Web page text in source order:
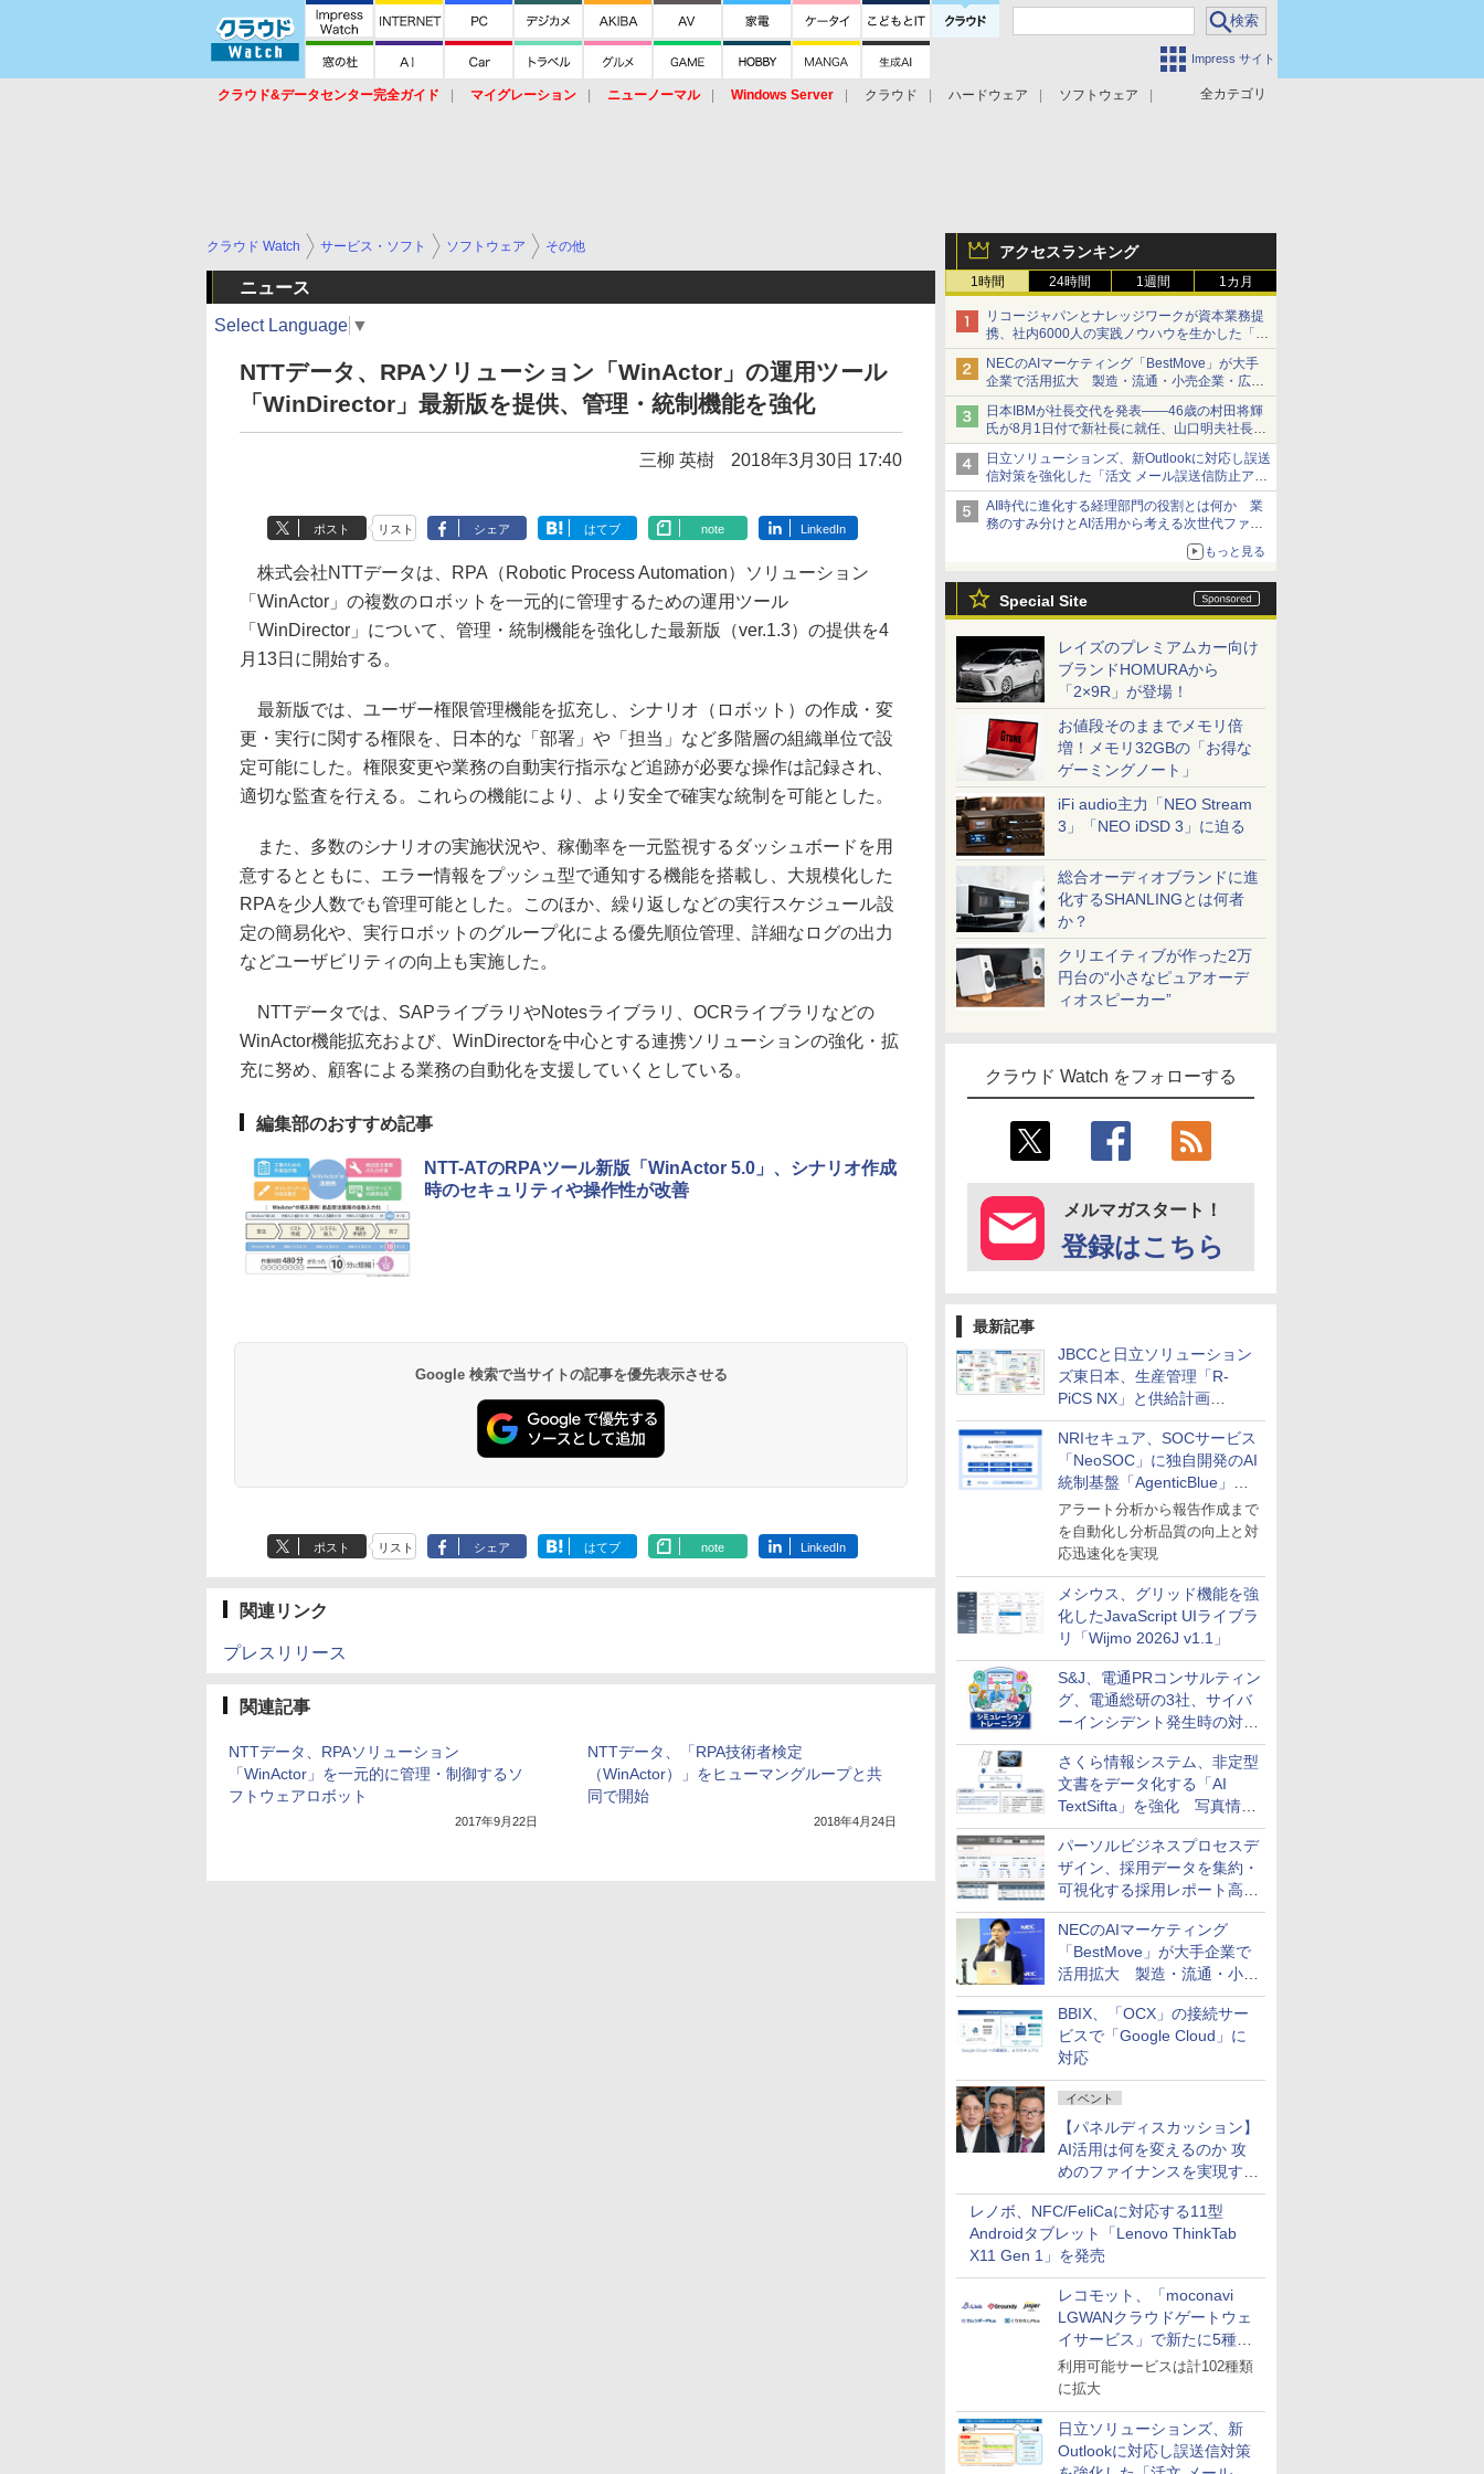
Impress サイト
全カテゴリ
クラウド&データセンター完全ガイド マイグレーション ニューノーマル Windows Server クラウド ハードウェア
ソフトウェア
アクセスランキング
1時間 24時間 1週間 1カ月
リコージャパンとナレッジワークが資本業務提
携、社内6000人の実践ノウハウを生かした「AI
商談記録 for RICOH」を展開へ
NECのAIマーケティング「BestMove」が大手
企業で活用拡大 製造・流通・小売企業・広告
代理店などが実装フェーズへ
日本IBMが社長交代を発表――46歳の村田将輝
氏が8月1日付で新社長に就任、山口明夫社長は
会長へ
日立ソリューションズ、新Outlookに対応し誤送
信対策を強化した「活文 メール誤送信防止アド
インサービス」を提供
AI時代に進化する経理部門の役割とは何か 業
務のすみ分けとAI活用から考える次世代ファイ
もっと見る
Special Site
レイズのプレミアムカー向け
ブランドHOMURAから
「2×9R」が登場！
お値段そのままでメモリ倍
増！メモリ32GBの「お得な
ゲーミングノート」
iFi audio主力「NEO Stream
3」「NEO iDSD 3」に迫る
総合オーディオブランドに進
化するSHANLINGとは何者
か？
クリエイティブが作った2万
円台の“小さなピュアオーデ
ィオスピーカー”
クラウド Watch をフォローする
メルマガスタート！
登録はこちら
最新記事
JBCCと日立ソリューション
ズ東日本、生産管理「R-
PiCS NX」と供給計画
「scSQUARE ISP」の連携サ
ービスを提供開始
NRIセキュア、SOCサービス
「NeoSOC」に独自開発のAI
統制基盤「AgenticBlue」を
導入
アラート分析から報告作成まで
を自動化し分析品質の向上と対
応迅速化を実現
メシウス、グリッド機能を強
化したJavaScript UIライブラ
リ「Wijmo 2026J v1.1」
S&J、電通PRコンサルティン
グ、電通総研の3社、サイバ
ーインシデント発生時の対応
と危機管理広報を一体的に訓
練するプログラムを提供
さくら情報システム、非定型
文書をデータ化する「AI
TextSifta」を強化 写真情報
のデータ化などに対応
パーソルビジネスプロセスデ
ザイン、採用データを集約・
可視化する採用レポート高速
化サービスを提供
NECのAIマーケティング
「BestMove」が大手企業で
活用拡大 製造・流通・小売
企業・広告代理店などが実装
フェーズへ
BBIX、「OCX」の接続サー
ビスで「Google Cloud」に
対応
イベント
【パネルディスカッション】
AI活用は何を変えるのか 攻
めのファイナンスを実現する
業務設計とマインドセット変
革
レノボ、NFC/FeliCaに対応する11型
Androidタブレット「Lenovo ThinkTab
X11 Gen 1」を発売
レコモット、「moconavi
LGWANクラウドゲートウェ
イサービス」で新たに5種類
のサービスと連携開始
利用可能サービスは計102種類
に拡大
日立ソリューションズ、新
Outlookに対応し誤送信対策
クラウド Watch サービス・ソフト ソフトウェア その他
ニュース
Select Language ▼
NTTデータ、RPAソリューション「WinActor」の運用ツール
「WinDirector」最新版を提供、管理・統制機能を強化
三柳 英樹 2018年3月30日 17:40
ポスト リスト シェア はてブ note LinkedIn
株式会社NTTデータは、RPA（Robotic Process Automation）ソリューション
「WinActor」の複数のロボットを一元的に管理するための運用ツール
「WinDirector」について、管理・統制機能を強化した最新版（ver.1.3）の提供を4
月13日に開始する。
最新版では、ユーザー権限管理機能を拡充し、シナリオ（ロボット）の作成・変
更・実行に関する権限を、日本的な「部署」や「担当」など多階層の組織単位で設
定可能にした。権限変更や業務の自動実行指示など追跡が必要な操作は記録され、
適切な監査を行える。これらの機能により、より安全で確実な統制を可能とした。
また、多数のシナリオの実施状況や、稼働率を一元監視するダッシュボードを用
意するとともに、エラー情報をプッシュ型で通知する機能を搭載し、大規模化した
RPAを少人数でも管理可能とした。このほか、繰り返しなどの実行スケジュール設
定の簡易化や、実行ロボットのグループ化による優先順位管理、詳細なログの出力
などユーザビリティの向上も実施した。
NTTデータでは、SAPライブラリやNotesライブラリ、OCRライブラリなどの
WinActor機能拡充および、WinDirectorを中心とする連携ソリューションの強化・拡
充に努め、顧客による業務の自動化を支援していくとしている。
編集部のおすすめ記事
NTT-ATのRPAツール新版「WinActor 5.0」、シナリオ作成
時のセキュリティや操作性が改善
Google 検索で当サイトの記事を優先表示させる
ポスト リスト シェア はてブ note LinkedIn
関連リンク
プレスリリース
関連記事
NTTデータ、RPAソリューション
「WinActor」を一元的に管理・制御するソ
フトウェアロボット
2017年9月22日
NTTデータ、「RPA技術者検定
（WinActor）」をヒューマングループと共
同で開始
2018年4月24日